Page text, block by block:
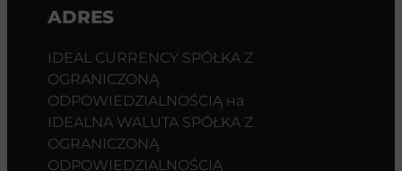
ADRES
IDEAL CURRENCY SPÓŁKA Z
OGRANICZONĄ
ODPOWIEDZIALNOŚCIĄ на
IDEALNA WALUTA SPÓŁKA Z
OGRANICZONĄ
ODPOWIEDZIALNOŚCIĄ